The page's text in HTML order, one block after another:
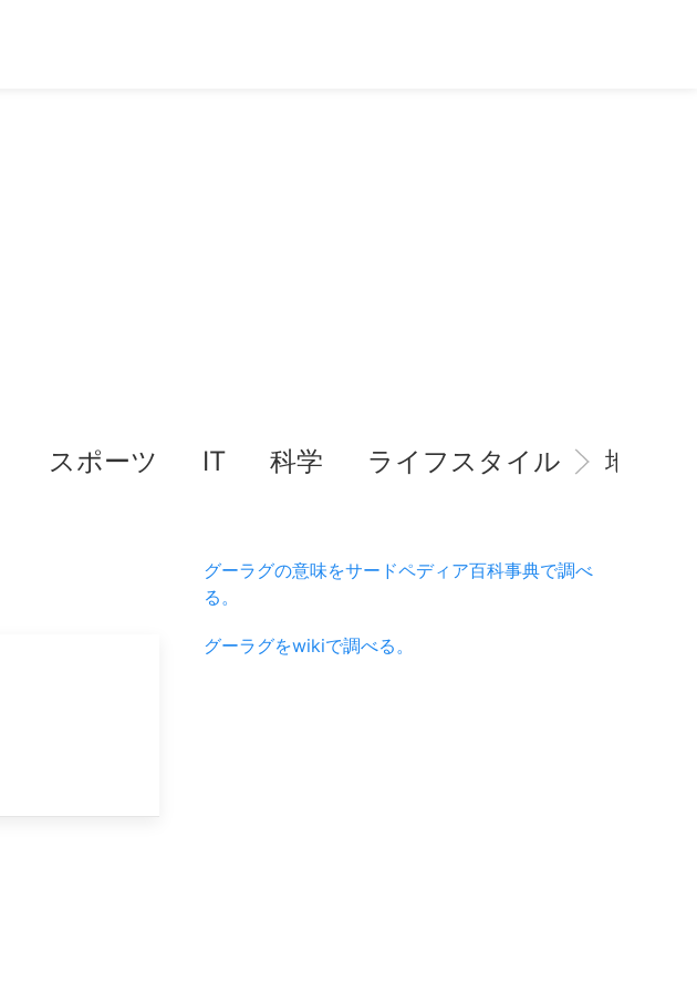
スポーツ IT 科学 ライフスタイル 地域情
グーラグの意味をサードペディア百科事典で調べ
る。
グーラグをwikiで調べる。